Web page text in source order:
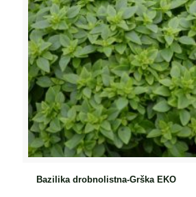
Bazilika drobnolistna-Grška EKO